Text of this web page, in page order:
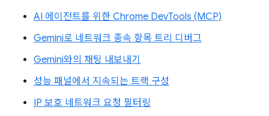
AI 에이전트를 위한 Chrome DevTools (MCP)
Gemini로 네트워크 종속 항목 트리 디버그
Gemini와의 채팅 내보내기
성능 패널에서 지속되는 트랙 구성
IP 보호 네트워크 요청 필터링